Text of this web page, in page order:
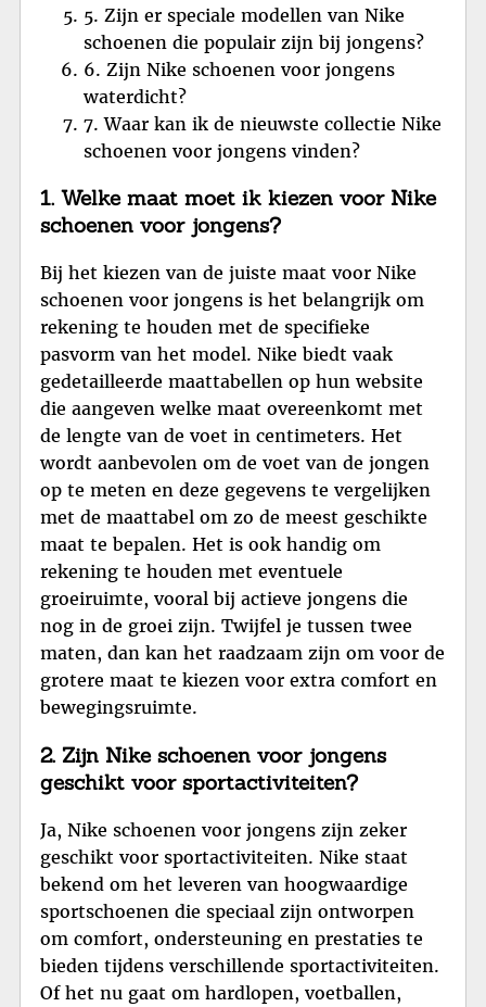
5. Zijn er speciale modellen van Nike
schoenen die populair zijn bij jongens?
6. Zijn Nike schoenen voor jongens
waterdicht?
7. Waar kan ik de nieuwste collectie Nike
schoenen voor jongens vinden?
1. Welke maat moet ik kiezen voor Nike
schoenen voor jongens?
Bij het kiezen van de juiste maat voor Nike
schoenen voor jongens is het belangrijk om
rekening te houden met de specifieke
pasvorm van het model. Nike biedt vaak
gedetailleerde maattabellen op hun website
die aangeven welke maat overeenkomt met
de lengte van de voet in centimeters. Het
wordt aanbevolen om de voet van de jongen
op te meten en deze gegevens te vergelijken
met de maattabel om zo de meest geschikte
maat te bepalen. Het is ook handig om
rekening te houden met eventuele
groeiruimte, vooral bij actieve jongens die
nog in de groei zijn. Twijfel je tussen twee
maten, dan kan het raadzaam zijn om voor de
grotere maat te kiezen voor extra comfort en
bewegingsruimte.
2. Zijn Nike schoenen voor jongens
geschikt voor sportactiviteiten?
Ja, Nike schoenen voor jongens zijn zeker
geschikt voor sportactiviteiten. Nike staat
bekend om het leveren van hoogwaardige
sportschoenen die speciaal zijn ontworpen
om comfort, ondersteuning en prestaties te
bieden tijdens verschillende sportactiviteiten.
Of het nu gaat om hardlopen, voetballen,